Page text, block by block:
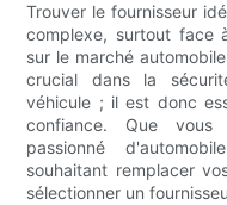
Trouver le fournisseur
complexe, surtout face
sur le marché
crucial dans la
véhicule ; il est donc
confiance. Que vous
passionné
souhaitant remplacer
sélectionner un